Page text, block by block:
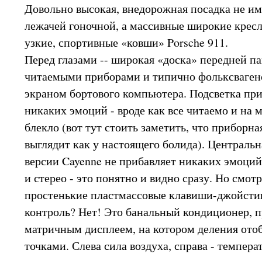
Довольно высокая, внедорожная посадка не
лежачей гоночной, а массивные широкие
узкие, спортивные «ковши» Porsche 911.
Перед глазами -- широкая «доска» передней
читаемыми приборами и типично
экраном бортового компьютера. Подсветка
никаких эмоций - вроде как все читаемо и на
блекло (вот тут стоить заметить, что
выглядит как у настоящего болида).
версии Cayenne не прибавляет никаких
и стерео - это понятно и видно сразу. Но
простенькие пластмассовые клавиши-
контроль? Нет! Это банальный кондиционер,
матричным дисплеем, на котором деления
точками. Слева сила воздуха, справа -